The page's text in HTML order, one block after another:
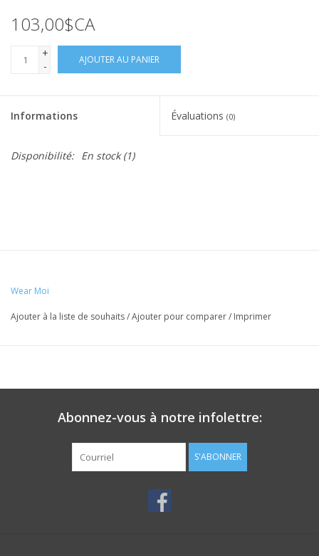
103,00$CA
+
-
AJOUTER AU PANIER
Informations Évaluations (0)
Disponibilité: En stock(1)
Wear Moi
Ajouter à la liste de souhaits/Ajouter pour comparer/ Imprimer
Abonnez-vous à notre infolettre:
S'ABONNER